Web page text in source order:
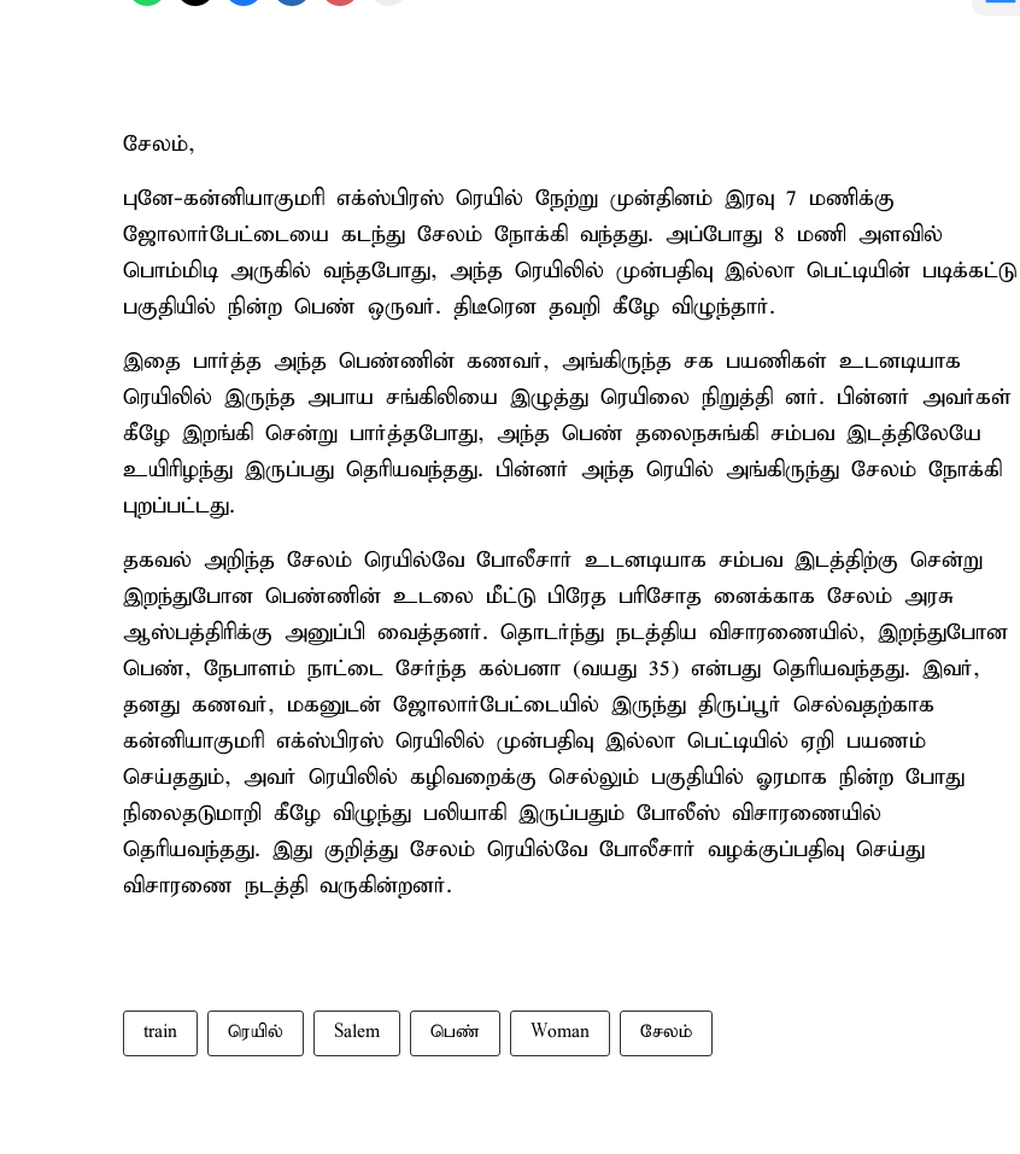
சேலம்,
புனே-கன்னியாகுமரி எக்ஸ்பிரஸ் ரெயில் நேற்று முன்தினம் இரவு 7 மணிக்கு
ஜோலார்பேட்டையை கடந்து சேலம் நோக்கி வந்தது. அப்போது 8 மணி அளவில்
பொம்மிடி அருகில் வந்தபோது, அந்த ரெயிலில் முன்பதிவு இல்லா பெட்டியின் படிக்கட்டு
பகுதியில் நின்ற பெண் ஒருவர். திடீரென தவறி கீழே விழுந்தார்.
இதை பார்த்த அந்த பெண்ணின் கணவர், அங்கிருந்த சக பயணிகள் உடனடியாக
ரெயிலில் இருந்த அபாய சங்கிலியை இழுத்து ரெயிலை நிறுத்தி னர். பின்னர் அவர்கள்
கீழே இறங்கி சென்று பார்த்தபோது, அந்த பெண் தலைநசுங்கி சம்பவ இடத்திலேயே
உயிரிழந்து இருப்பது தெரியவந்தது. பின்னர் அந்த ரெயில் அங்கிருந்து சேலம் நோக்கி
புறப்பட்டது.
தகவல் அறிந்த சேலம் ரெயில்வே போலீசார் உடனடியாக சம்பவ இடத்திற்கு சென்று
இறந்துபோன பெண்ணின் உடலை மீட்டு பிரேத பரிசோத னைக்காக சேலம் அரசு
ஆஸ்பத்திரிக்கு அனுப்பி வைத்தனர். தொடர்ந்து நடத்திய விசாரணையில், இறந்துபோன
பெண், நேபாளம் நாட்டை சேர்ந்த கல்பனா (வயது 35) என்பது தெரியவந்தது. இவர்,
தனது கணவர், மகனுடன் ஜோலார்பேட்டையில் இருந்து திருப்பூர் செல்வதற்காக
கன்னியாகுமரி எக்ஸ்பிரஸ் ரெயிலில் முன்பதிவு இல்லா பெட்டியில் ஏறி பயணம்
செய்ததும், அவர் ரெயிலில் கழிவறைக்கு செல்லும் பகுதியில் ஓரமாக நின்ற போது
நிலைதடுமாறி கீழே விழுந்து பலியாகி இருப்பதும் போலீஸ் விசாரணையில்
தெரியவந்தது. இது குறித்து சேலம் ரெயில்வே போலீசார் வழக்குப்பதிவு செய்து
விசாரணை நடத்தி வருகின்றனர்.
train ரெயில் Salem பெண் Woman சேலம்